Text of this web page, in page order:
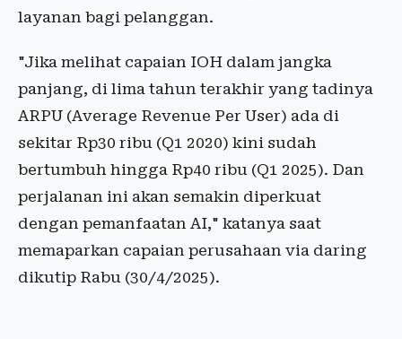
layanan bagi pelanggan.
"Jika melihat capaian IOH dalam jangka
panjang, di lima tahun terakhir yang tadinya
ARPU (Average Revenue Per User) ada di
sekitar Rp30 ribu (Q1 2020) kini sudah
bertumbuh hingga Rp40 ribu (Q1 2025). Dan
perjalanan ini akan semakin diperkuat
dengan pemanfaatan AI," katanya saat
memaparkan capaian perusahaan via daring
dikutip Rabu (30/4/2025).